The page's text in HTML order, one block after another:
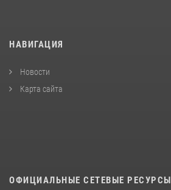
НАВИГАЦИЯ
Новости
Карта сайта
ОФИЦИАЛЬНЫЕ СЕТЕВЫЕ РЕСУРСЫ